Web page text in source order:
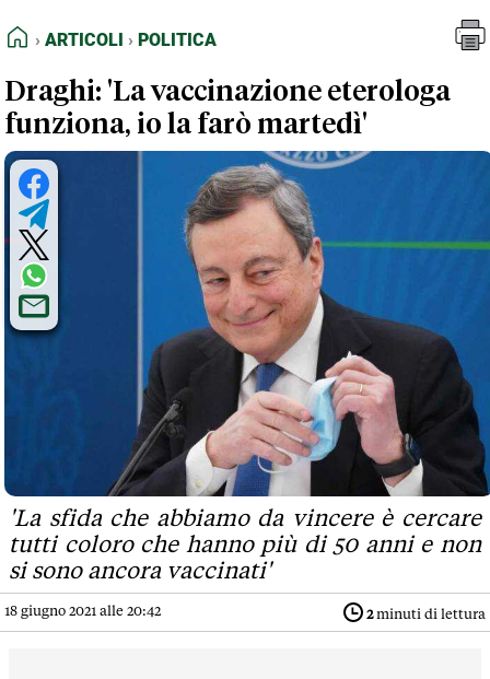
FEED RSS
NORMATIVE DEONTOLOGICHE
TERMINI e CONDIZIONI
HOME
ARTICOLI POLITICA
Draghi: 'La vaccinazione eterologa
funziona, io la farò martedì'
'La sfida che abbiamo da vincere è cercare
tutti coloro che hanno più di 50 anni e non
si sono ancora vaccinati'
18 giugno 2021 alle 20:42 2minuti di lettura